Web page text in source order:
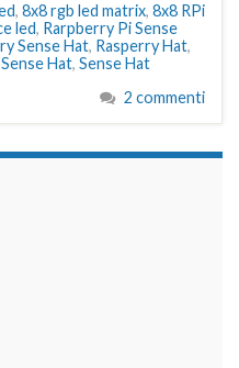
, 8x8 rgb led matrix, 8x8 RPi
led, Rarpberry Pi Sense
Sense Hat, Rasperry Hat,
Hat, Sense Hat
2 commenti